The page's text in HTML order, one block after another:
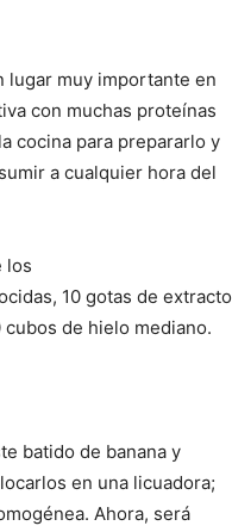
lugar muy importante en
con muchas proteínas
cocina para prepararlo y
a cualquier hora del
los
10 gotas de extracto
de hielo mediano.
batido de banana y
en una licuadora;
Ahora, será